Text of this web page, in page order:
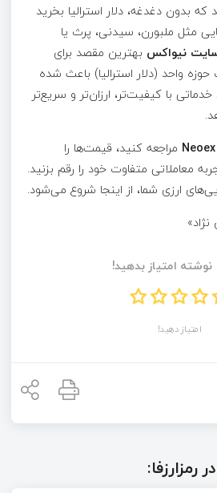
بدون دغدغه، دلار استرالیا بخرید
مثل ملبورن، سیدنی، پرث یا
نیواکس بهترین مقصد برای
واحد (دلار استرالیا) باعث شده
با کیفیت‌تر، ارزان‌تر و سریع‌تر
Neoex مراجعه کنید، قیمت‌ها را
معاملاتی متفاوت خود را رقم بزنید.
ارزی شما، از اینجا شروع می‌شود.
نوشته امتیاز بدهید!
امتیاز دهید!
رمزارزفا: